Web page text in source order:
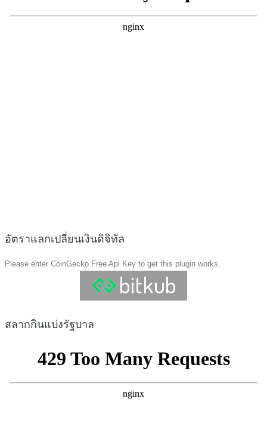
อัตราแลกเปลี่ยนเงินดิจิทัล
Please enter CoinGecko Free Api Key to get this plugin works.
สลากกินแบ่งรัฐบาล